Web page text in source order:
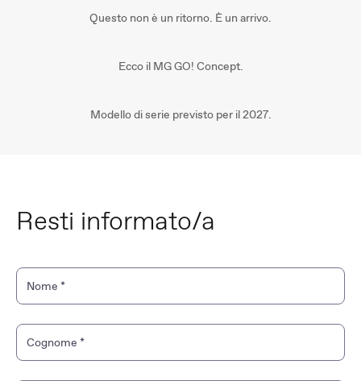
Questo non è un ritorno. È un arrivo.
Ecco il MG GO! Concept.
Modello di serie previsto per il 2027.
Resti informato/a
Nome *
Cognome *